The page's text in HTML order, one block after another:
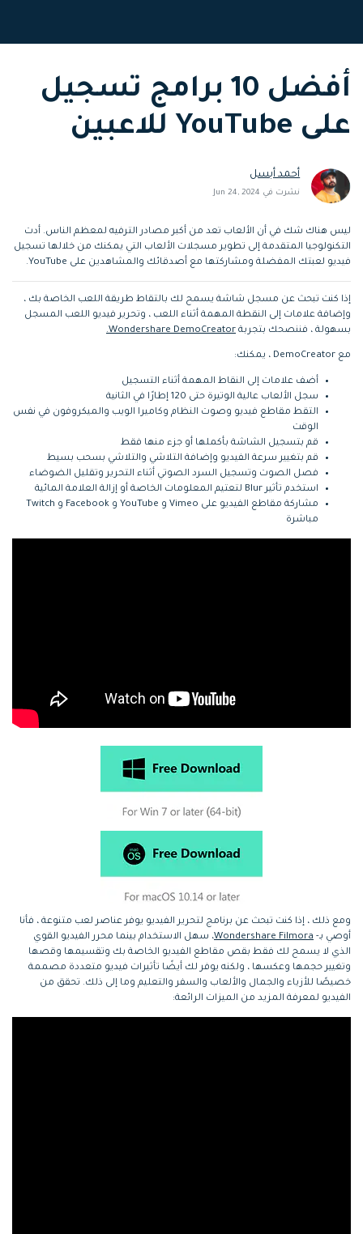
رؤى التحرير
الفيديو
إنشاء تأثيرات خاصة
اكتشف كيفية إنشاء تأثيرات خاصة
تابع Filmora على:
أفضل 10 برامج تسجيل
على YouTube للاعبين
أحمد أبسل
نشرت في Jun 24, 2024
ليس هناك شك في أن الألعاب تعد من أكبر مصادر الترفيه لمعظم الناس. أدت
التكنولوجيا المتقدمة إلى تطوير مسجلات الألعاب التي يمكنك من خلالها تسجيل
فيديو لعبتك المفضلة ومشاركتها مع أصدقائك والمشاهدين على YouTube.
إذا كنت تبحث عن مسجل شاشة يسمح لك بالتقاط طريقة اللعب الخاصة بك ،
وإضافة علامات إلى النقطة المهمة أثناء اللعب ، وتحرير فيديو اللعب المسجل
بسهولة ، فننصحك بتجربة Wondershare DemoCreator.
مع DemoCreator ، يمكنك:
أضف علامات إلى النقاط المهمة أثناء التسجيل
سجل الألعاب عالية الوتيرة حتى 120 إطارًا في الثانية
التقط مقاطع فيديو وصوت النظام وكاميرا الويب والميكروفون في نفس
الوقت
قم بتسجيل الشاشة بأكملها أو جزء منها فقط
قم بتغيير سرعة الفيديو وإضافة التلاشي والتلاشي بسحب بسيط
فصل الصوت وتسجيل السرد الصوتي أثناء التحرير وتقليل الضوضاء
استخدم تأثير Blur لتعتيم المعلومات الخاصة أو إزالة العلامة المائية
مشاركة مقاطع الفيديو على Vimeo و YouTube و Facebook و Twitch
مباشرة
ومع ذلك ، إذا كنت تبحث عن برنامج لتحرير الفيديو يوفر عناصر لعب متنوعة ، فأنا
أوصي بـ- Wondershare Filmora، سهل الاستخدام بينما محرر الفيديو القوي
الذي لا يسمح لك فقط بقص مقاطع الفيديو الخاصة بك وتقسيمها وقصها
وتغيير حجمها وعكسها ، ولكنه يوفر لك أيضًا تأثيرات فيديو متعددة مصممة
خصيصًا للأزياء والجمال والألعاب والسفر والتعليم وما إلى ذلك. تحقق من
الفيديو لمعرفة المزيد من الميزات الرائعة: